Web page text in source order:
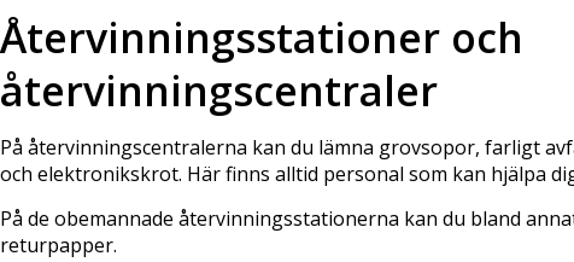
Återvinningsstationer och
återvinningscentraler
På återvinningscentralerna kan du lämna grovsopor, farligt
och elektronikskrot. Här finns alltid personal som kan hjälpa
På de obemannade återvinningsstationerna kan du bland
returpapper.